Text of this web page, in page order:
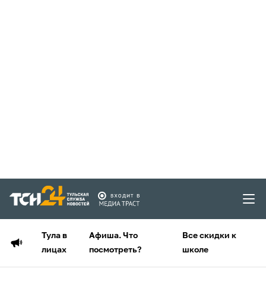
Тула в
лицах
Афиша. Что
посмотреть?
Все скидки к
школе